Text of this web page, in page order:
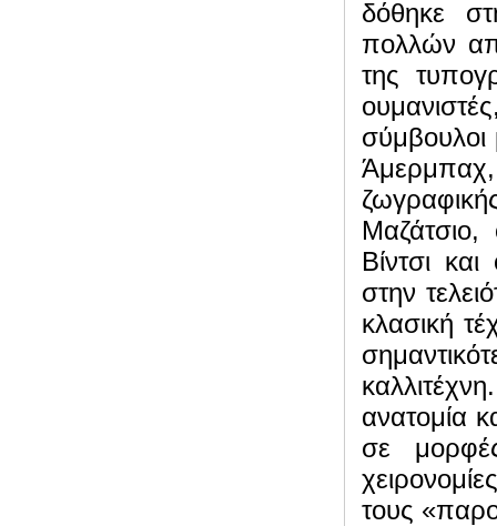
δόθηκε
πολλών
της
Βίντσι
στην
κλασική
ανατομία
σε
τους